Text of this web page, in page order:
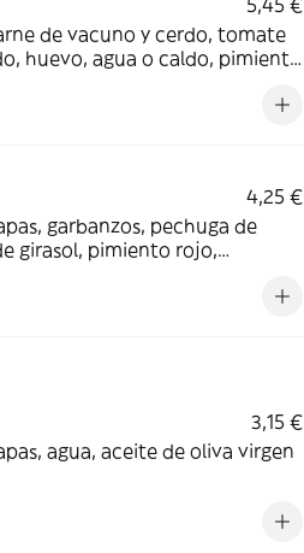
5,45 €
de vacuno y cerdo, tomate
huevo, agua o caldo, pimiento
4,25 €
garbanzos, pechuga de
girasol, pimiento rojo,
3,15 €
agua, aceite de oliva virgen